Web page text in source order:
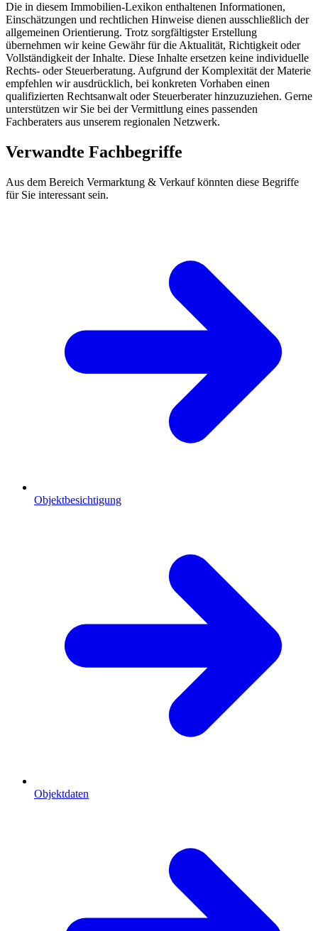
Die in diesem Immobilien-Lexikon enthaltenen Informationen,
Einschätzungen und rechtlichen Hinweise dienen ausschließlich der
allgemeinen Orientierung. Trotz sorgfältigster Erstellung
übernehmen wir keine Gewähr für die Aktualität, Richtigkeit oder
Vollständigkeit der Inhalte. Diese Inhalte ersetzen keine individuelle
Rechts- oder Steuerberatung. Aufgrund der Komplexität der Materie
empfehlen wir ausdrücklich, bei konkreten Vorhaben einen
qualifizierten Rechtsanwalt oder Steuerberater hinzuzuziehen. Gerne
unterstützen wir Sie bei der Vermittlung eines passenden
Fachberaters aus unserem regionalen Netzwerk.
Verwandte Fachbegriffe
Aus dem Bereich Vermarktung & Verkauf könnten diese Begriffe
für Sie interessant sein.
Objektbesichtigung
Objektdaten